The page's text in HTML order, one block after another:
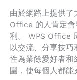
由於網路上提供了
Office 的人肯定會
利。 WPS Office
以交流、分享技巧
性為業餘愛好者和
圍，使每個人都能